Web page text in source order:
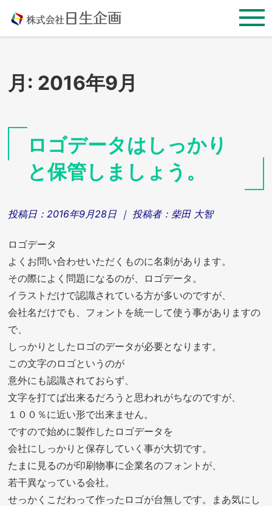
content
月: 2016年9月
ロゴデータはしっかり
と保管しましょう。
投稿日： 2016年9月28日 ｜ 投稿者： 柴田 大智
ロゴデータ
よくお問い合わせいただくものに名刺があります。
その際によく問題になるのが、ロゴデータ。
イラストだけで認識されている方が多いのですが、
会社名だけでも、フォントを統一して使う事がありますの
で、
しっかりとしたロゴのデータが必要となります。
この文字のロゴというのが
意外にも認識されておらず、
文字を打てば出来るだろうと思われがちなのですが、
１００％に近い形で出来ません。
ですので始めに製作したロゴデータを
会社にしっかりと保存していく事が大切です。
たまに見るのが印刷物事に企業名のフォントが、
若干異なっている会社。
せっかくこだわって作ったロゴが台無しです。まあ気にし